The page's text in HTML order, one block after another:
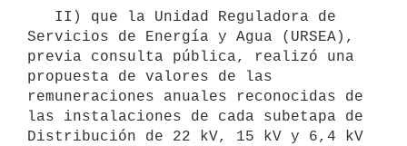
Servicios de Energía y Agua (URSEA),
previa consulta pública, realizó una
propuesta de valores de las
remuneraciones anuales reconocidas de
las instalaciones de cada subetapa de
Distribución de 22 kV, 15 kV y 6,4 kV